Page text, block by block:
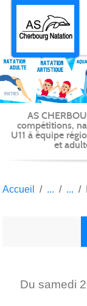
AS
compétitions,
U11 à équipe
et
Accueil
Du samedi
Panneau de